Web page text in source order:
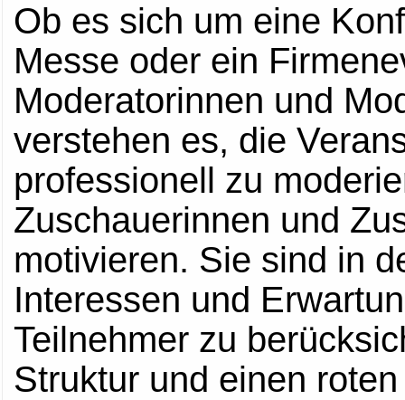
Ob es sich um eine
Messe oder ein
Moderatorinnen und
verstehen es, die
professionell zu
Zuschauerinnen und
motivieren. Sie sind in
Interessen und
Teilnehmer zu
Struktur und einen